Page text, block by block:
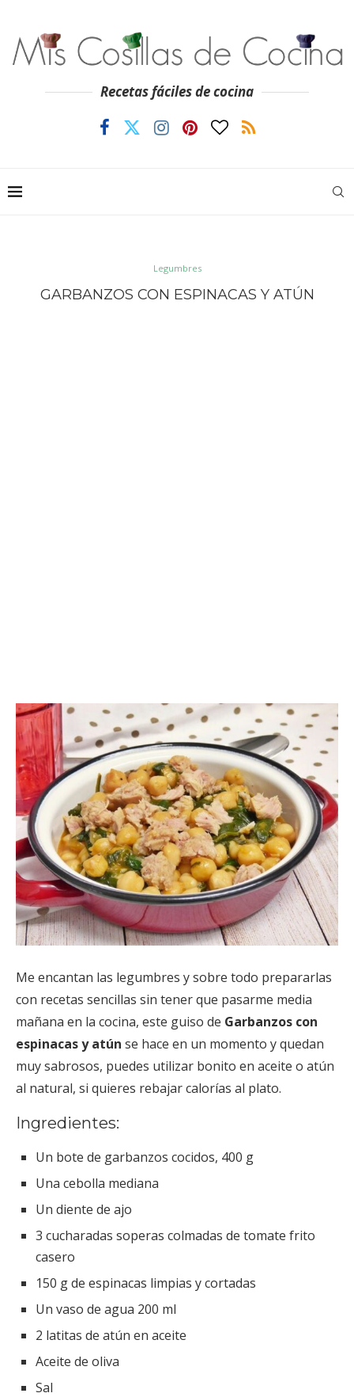
Recetas fáciles de cocina
Legumbres
GARBANZOS CON ESPINACAS Y ATÚN
Me encantan las legumbres y sobre todo prepararlas
con recetas sencillas sin tener que pasarme media
mañana en la cocina, este guiso de Garbanzos con
espinacas y atún se hace en un momento y quedan
muy sabrosos, puedes utilizar bonito en aceite o atún
al natural, si quieres rebajar calorías al plato.
Ingredientes:
Un bote de garbanzos cocidos, 400 g
Una cebolla mediana
Un diente de ajo
3 cucharadas soperas colmadas de tomate frito
casero
150 g de espinacas limpias y cortadas
Un vaso de agua 200 ml
2 latitas de atún en aceite
Aceite de oliva
Sal